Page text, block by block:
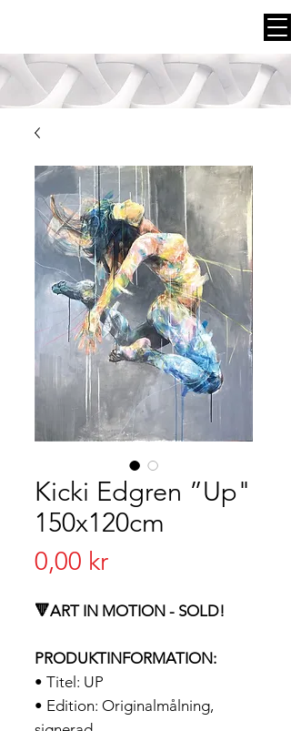
Kicki Edgren ”Up"
150x120cm
0,00 krPris
🔻ART IN MOTION - SOLD!
PRODUKTINFORMATION:
• Titel: UP
• Edition: Originalmålning,